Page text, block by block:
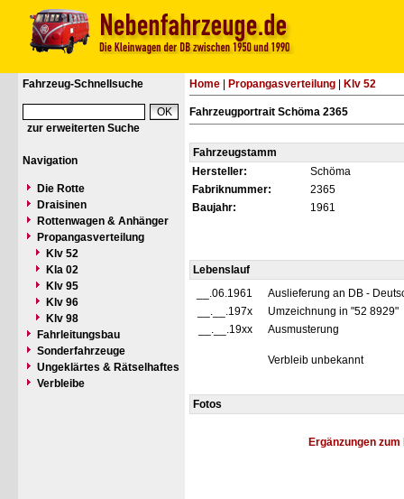
Fahrzeug-Schnellsuche
zur erweiterten Suche
Navigation
Die Rotte
Draisinen
Rottenwagen & Anhänger
Propangasverteilung
Klv 52
Kla 02
Klv 95
Klv 96
Klv 98
Fahrleitungsbau
Sonderfahrzeuge
Ungeklärtes & Rätselhaftes
Verbleibe
Home Propangasverteilung Klv 52
Fahrzeugportrait Schöma 2365
Fahrzeugstamm
Hersteller:
Schöma
Fabriknummer:
2365
Baujahr:
1961
Lebenslauf
__.06.1961
Auslieferung an DB -
__.__.197x
Umzeichnung in "52 8929"
__.__.19xx
Ausmusterung
Verbleib unbekannt
Fotos
Ergänzungen